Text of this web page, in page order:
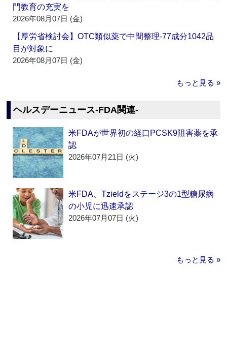
門教育の充実を
2026年08月07日 (金)
【厚労省検討会】OTC類似薬で中間整理‐77成分1042品
目が対象に
2026年08月07日 (金)
もっと見る »
ヘルスデーニュース‐FDA関連‐
米FDAが世界初の経口PCSK9阻害薬を承
認
2026年07月21日 (火)
米FDA、Tzieldをステージ3の1型糖尿病
の小児に迅速承認
2026年07月07日 (火)
もっと見る »